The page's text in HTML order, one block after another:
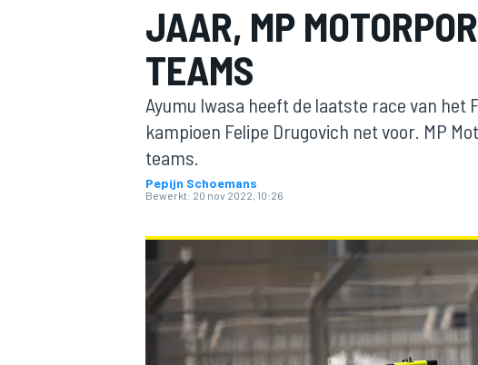
MOTOGP
JAAR, MP
TEAMS
Ayumu Iwasa heeft de laatste race van het
kampioen Felipe Drugovich net voor. MP
teams.
Pepijn Schoemans
Bewerkt: 20 nov 2022, 10:26